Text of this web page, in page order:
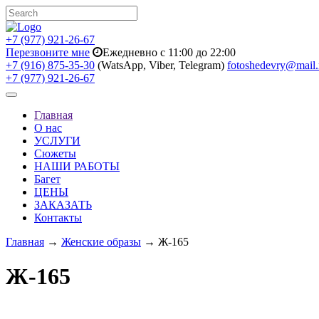
+7 (977) 921-26-67
Перезвоните мне
Ежедневно с 11:00 до 22:00
+7 (916) 875-35-30 (WatsApp, Viber, Telegram)
+7 (977) 921-26-67
Toggle
navigationГлавная
О нас
УСЛУГИ
Сюжеты
НАШИ РАБОТЫ
Багет
ЦЕНЫ
ЗАКАЗАТЬ
Контакты
Главная → Женские образы → Ж-165
Ж-165